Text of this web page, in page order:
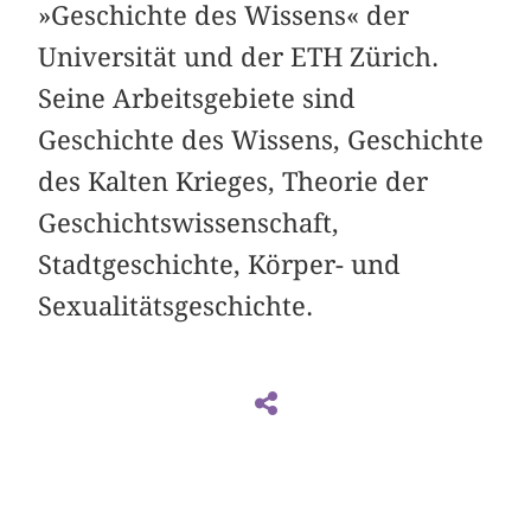
»Geschichte des Wissens« der
Universität und der ETH Zürich.
Seine Arbeitsgebiete sind
Geschichte des Wissens, Geschichte
des Kalten Krieges, Theorie der
Geschichtswissenschaft,
Stadtgeschichte, Körper- und
Sexualitätsgeschichte.